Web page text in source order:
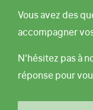
Vous avez des
accompagner
N'hésitez pas à
réponse pour